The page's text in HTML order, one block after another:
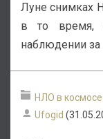
Луне снимках
в то время,
наблюдении
НЛО в космосе
Ufogid